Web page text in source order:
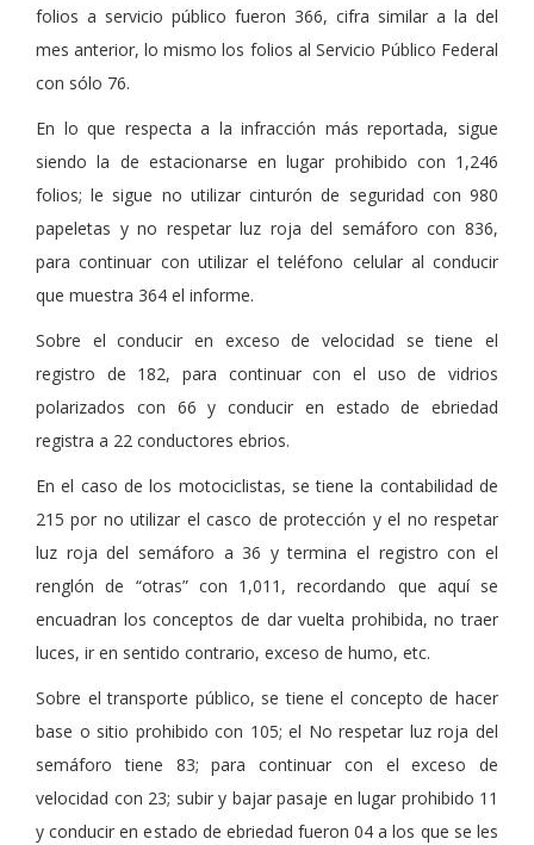
folios a servicio público fueron 366, cifra similar a la del
mes anterior, lo mismo los folios al Servicio Público Federal
con sólo 76.
En lo que respecta a la infracción más reportada, sigue
siendo la de estacionarse en lugar prohibido con 1,246
folios; le sigue no utilizar cinturón de seguridad con 980
papeletas y no respetar luz roja del semáforo con 836,
para continuar con utilizar el teléfono celular al conducir
que muestra 364 el informe.
Sobre el conducir en exceso de velocidad se tiene el
registro de 182, para continuar con el uso de vidrios
polarizados con 66 y conducir en estado de ebriedad
registra a 22 conductores ebrios.
En el caso de los motociclistas, se tiene la contabilidad de
215 por no utilizar el casco de protección y el no respetar
luz roja del semáforo a 36 y termina el registro con el
renglón de “otras” con 1,011, recordando que aquí se
encuadran los conceptos de dar vuelta prohibida, no traer
luces, ir en sentido contrario, exceso de humo, etc.
Sobre el transporte público, se tiene el concepto de hacer
base o sitio prohibido con 105; el No respetar luz roja del
semáforo tiene 83; para continuar con el exceso de
velocidad con 23; subir y bajar pasaje en lugar prohibido 11
y conducir en estado de ebriedad fueron 04 a los que se les